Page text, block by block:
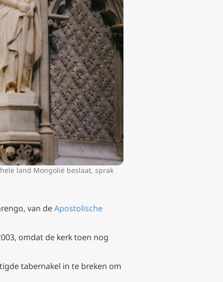
land Mongolië beslaat, sprak
van de Apostolische
omdat de kerk toen nog
tabernakel in te breken om